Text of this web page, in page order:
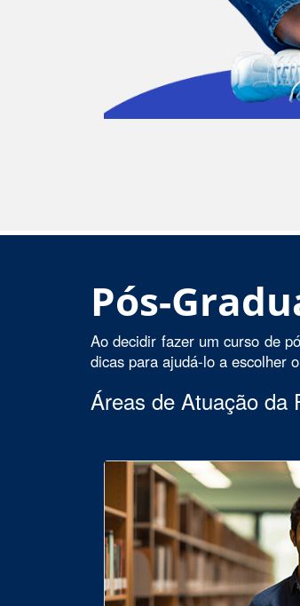
Pós-
Ao decidir fazer um curso de
dicas para ajudá-lo a escolher
Áreas de Atuação da